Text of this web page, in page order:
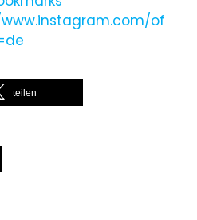
of
teilen